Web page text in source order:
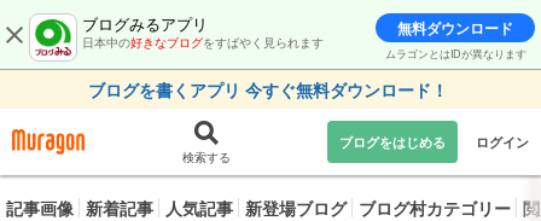
ブログみるアプリ
日本中の好きなブログをすばやく見られます
無料ダウンロード
ムラゴンとはIDが異なります
ブログを書くアプリ 今すぐ無料ダウンロード！
検索する
ブログをはじめる ログイン
記事画像 新着記事 人気記事 新登場ブログ ブログ村カテゴリー